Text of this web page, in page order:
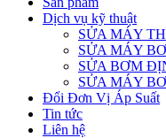
Dịch vụ kỹ thuật
SỬA MÁY
SỬA MÁY
SỬA BƠM
SỬA MÁY
Đổi Đơn Vị Áp Suất
Tin tức
Liên hệ